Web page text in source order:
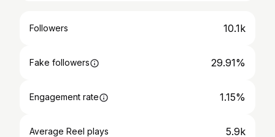
Followers 10.1k
Fake followers 29.91%
Engagement rate 1.15%
Average Reel plays 5.9k